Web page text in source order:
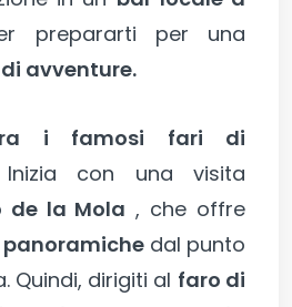
prepararti per una
avventure.
i famosi fari di
con una visita
de la Mola , che offre
dal punto
Quindi, dirigiti al faro di